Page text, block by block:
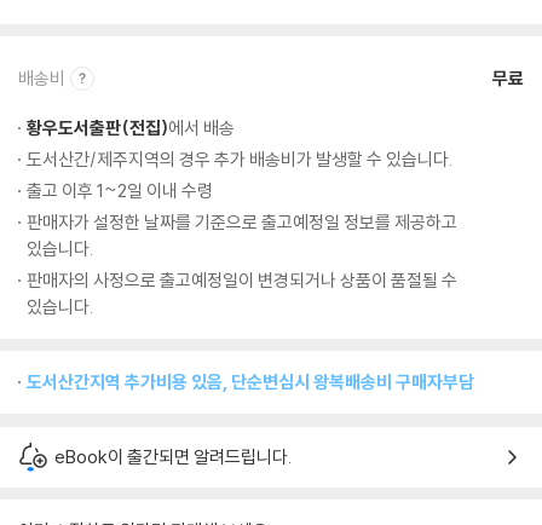
배송비 무료
황우도서출판(전집)에서 배송
도서산간/제주지역의 경우 추가 배송비가 발생할 수 있습니다.
출고 이후 1~2일 이내 수령
판매자가 설정한 날짜를 기준으로 출고예정일 정보를 제공하고
있습니다.
판매자의 사정으로 출고예정일이 변경되거나 상품이 품절될 수
있습니다.
도서산간지역 추가비용 있음, 단순변심시 왕복배송비 구매자부담
eBook이 출간되면 알려드립니다.